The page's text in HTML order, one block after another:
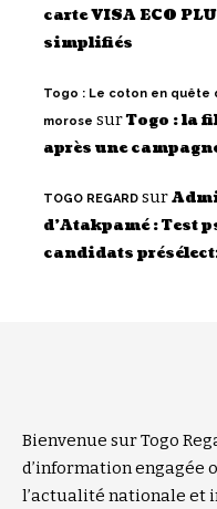
carte VISA ECO
simplifiés
Togo : Le coton en quête
morose surTogo : la
après une
TOGO REGARD sur
d’Atakpamé : Test
candidats
Bienvenue sur Togo
d’information engagée
l’actualité nationale et